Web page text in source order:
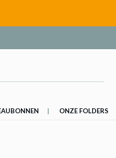
ONZE FOLDERS